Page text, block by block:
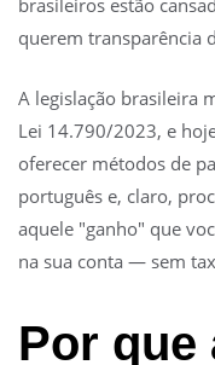
brasileiros estão
querem transparência
A legislação brasileira
Lei 14.790/2023, e
oferecer métodos de
português e, claro,
aquele "ganho" que
na sua conta — sem
Por que